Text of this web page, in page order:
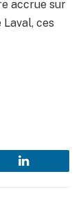
accrue sur
ces
LinkedIn